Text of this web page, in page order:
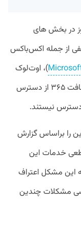
در بخش‌ های
از جمله اکس‌باکس
)، اوت‌لوک
و مایکروسافت ۳۶۵ از دسترس
دسترس نیستند.
را براساس گزارش
خدمات این
این مشکل اعتراف
مشکلات چندین